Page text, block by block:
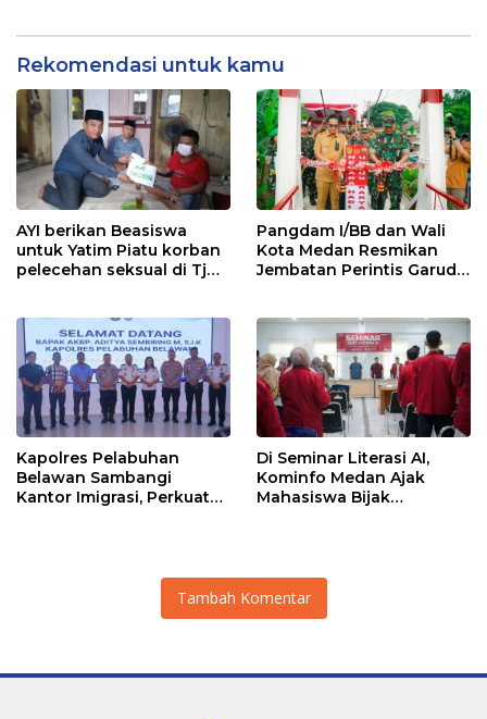
Rekomendasi untuk kamu
AYI berikan Beasiswa
untuk Yatim Piatu korban
pelecehan seksual di Tj
Pangdam I/BB dan Wali
Kota Medan Resmikan
Jembatan Perintis Garuda,
Maimun
Kapolres Pelabuhan
Belawan Sambangi
Kantor Imigrasi, Perkuat
Di Seminar Literasi AI,
Kominfo Medan Ajak
Mahasiswa Bijak
Tambah Komentar